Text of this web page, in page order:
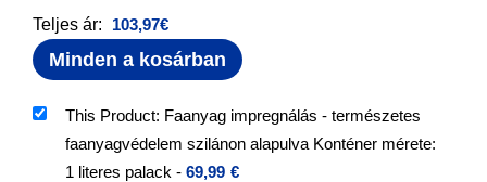
Teljes ár: 103,97€
Minden a kosárban
This Product: Faanyag impregnálás - természetes
faanyagvédelem szilánon alapulva Konténer mérete:
1 literes palack - 69,99 €